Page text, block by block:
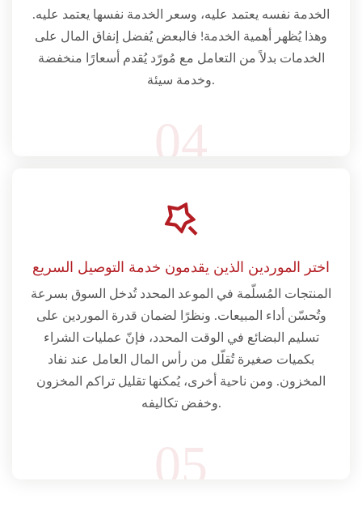
الخدمة نفسه يعتمد عليه، وسعر الخدمة نفسها يعتمد عليه.
وهذا يُظهر أهمية الخدمة! فالبعض يُفضل إنفاق المال على
الخدمات بدلاً من التعامل مع مُورّد يُقدم أسعارًا منخفضة
وخدمة سيئة.
04
اختر الموردين الذين يقدمون خدمة التوصيل السريع
المنتجات المُسلّمة في الموعد المحدد تُدخل السوق بسرعة
وتُحسّن أداء المبيعات. ونظرًا لضمان قدرة الموردين على
تسليم البضائع في الوقت المحدد، فإنّ عمليات الشراء
بكميات صغيرة تُقلّل من رأس المال العامل عند نفاد
المخزون. ومن ناحية أخرى، يُمكنها تقليل تراكم المخزون
وخفض تكاليفه.